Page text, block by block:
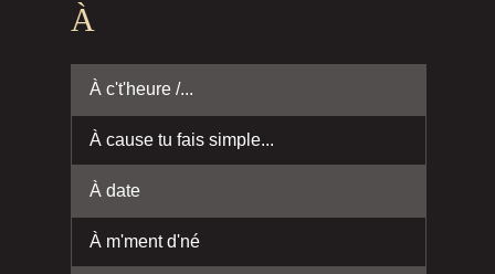
À
À c't'heure /...
À cause tu fais simple...
À date
À m'ment d'né